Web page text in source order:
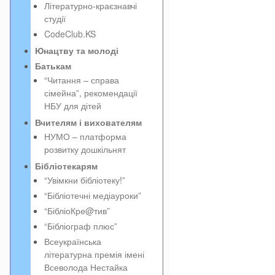
Літературно-краєзнавчі
студії
CodeClub.KS
Юнацтву та молоді
Батькам
“Читання – справа
сімейна”, рекомендації
НБУ для дітей
Вчителям і вихователям
НУМО – платформа
розвитку дошкільнят
Бібліотекарям
“Увімкни бібліотеку!”
“Бібліотечні медіауроки”
“БібліоКре@тив”
“Бібліограф плюс”
Всеукраїнська
літературна премія імені
Всеволода Нестайка